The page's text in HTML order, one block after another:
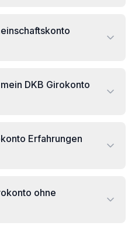
DKB Girokonto
Erfahrungen
ohne